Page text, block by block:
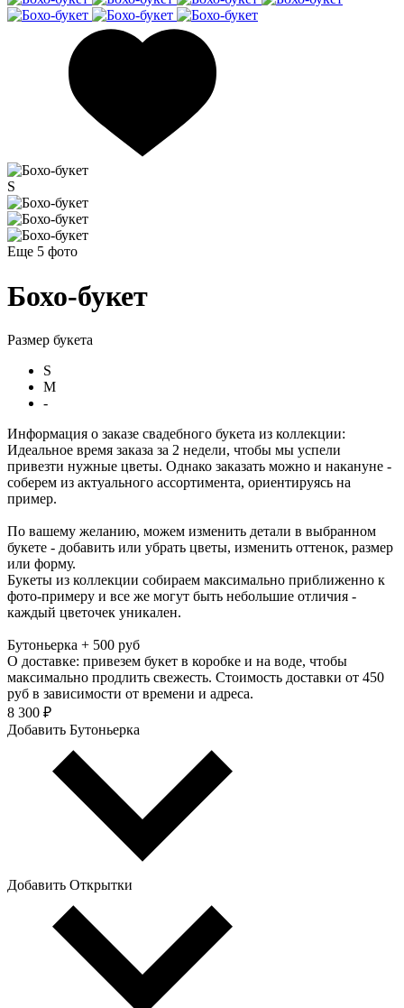
S
Еще 5 фото
Бохо-букет
Размер букета
S
M
-
Информация о заказе свадебного букета из коллекции:
Идеальное время заказа за 2 недели, чтобы мы успели
привезти нужные цветы. Однако заказать можно и накануне -
соберем из актуального ассортимента, ориентируясь на
пример.
По вашему желанию, можем изменить детали в выбранном
букете - добавить или убрать цветы, изменить оттенок, размер
или форму.
Букеты из коллекции собираем максимально приближенно к
фото-примеру и все же могут быть небольшие отличия -
каждый цветочек уникален.
Бутоньерка + 500 руб
О доставке: привезем букет в коробке и на воде, чтобы
максимально продлить свежесть. Стоимость доставки от 450
руб в зависимости от времени и адреса.
8 300 ₽
Добавить Бутоньерка
Добавить Открытки